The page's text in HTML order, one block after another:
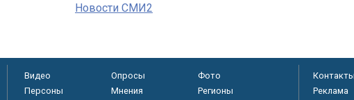
Новости СМИ2
Видео Опросы
Фото
Персоны
Мнения Регионы
Контакты
Реклама